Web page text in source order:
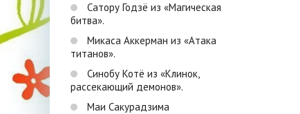
Сатору Годзё из «Магическая
битва».
Микаса Аккерман из «Атака
титанов».
Синобу Котё из «Клинок,
рассекающий демонов».
Маи Сакурадзима